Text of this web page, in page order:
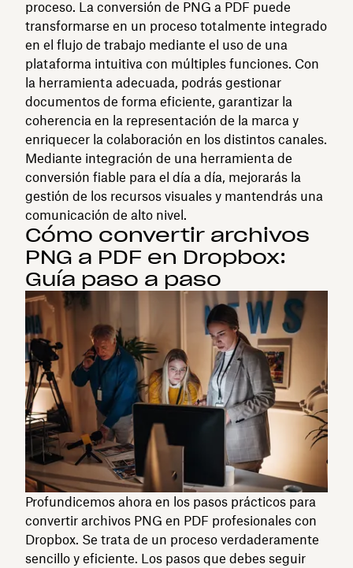
proceso. La conversión de PNG a PDF puede
transformarse en un proceso totalmente integrado
en el flujo de trabajo mediante el uso de una
plataforma intuitiva con múltiples funciones. Con
la herramienta adecuada, podrás gestionar
documentos de forma eficiente, garantizar la
coherencia en la representación de la marca y
enriquecer la colaboración en los distintos canales.
Mediante integración de una herramienta de
conversión fiable para el día a día, mejorarás la
gestión de los recursos visuales y mantendrás una
comunicación de alto nivel.
Cómo convertir archivos
PNG a PDF en Dropbox:
Guía paso a paso
Profundicemos ahora en los pasos prácticos para
convertir archivos PNG en PDF profesionales con
Dropbox. Se trata de un proceso verdaderamente
sencillo y eficiente. Los pasos que debes seguir